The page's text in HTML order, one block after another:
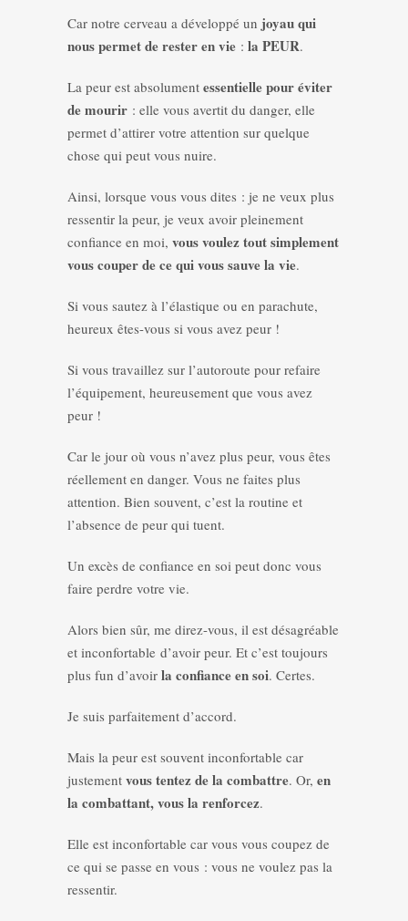
Car notre cerveau a développé un joyau qui
nous permet de rester en vie : la PEUR.
La peur est absolument essentielle pour éviter
de mourir : elle vous avertit du danger, elle
permet d’attirer votre attention sur quelque
chose qui peut vous nuire.
Ainsi, lorsque vous vous dites : je ne veux plus
ressentir la peur, je veux avoir pleinement
confiance en moi, vous voulez tout simplement
vous couper de ce qui vous sauve la vie.
Si vous sautez à l’élastique ou en parachute,
heureux êtes-vous si vous avez peur !
Si vous travaillez sur l’autoroute pour refaire
l’équipement, heureusement que vous avez
peur !
Car le jour où vous n’avez plus peur, vous êtes
réellement en danger. Vous ne faites plus
attention. Bien souvent, c’est la routine et
l’absence de peur qui tuent.
Un excès de confiance en soi peut donc vous
faire perdre votre vie.
Alors bien sûr, me direz-vous, il est désagréable
et inconfortable d’avoir peur. Et c’est toujours
plus fun d’avoir la confiance en soi. Certes.
Je suis parfaitement d’accord.
Mais la peur est souvent inconfortable car
justement vous tentez de la combattre. Or, en
la combattant, vous la renforcez.
Elle est inconfortable car vous vous coupez de
ce qui se passe en vous : vous ne voulez pas la
ressentir.